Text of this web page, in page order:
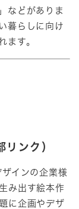
などがありま
暮らしに向け
ます。
リンク）
インの企業様
み出す絵本作
に企画やデザ